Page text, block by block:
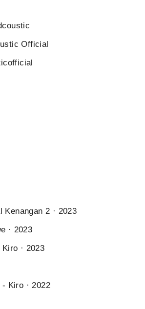
Official
Kenangan 2 · 2023
· 2023
· 2023
Kiro · 2022